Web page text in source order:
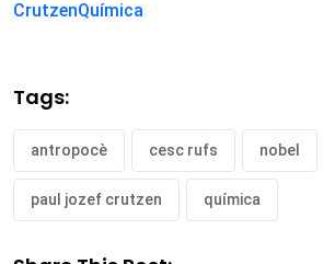
CrutzenQuímica
Tags:
antropocè cesc rufs nobel
paul jozef crutzen química